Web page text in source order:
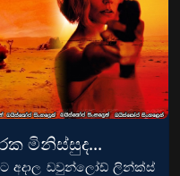
මිනිස්සුද…
අදාල ඩවුන්ලෝඩ් ලින්ක්ස්